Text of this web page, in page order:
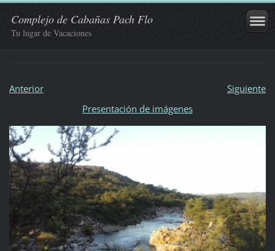
Complejo de Cabañas Pach Flo
Tu lugar de Vacaciones
Anterior
Siguiente
Presentación de imágenes